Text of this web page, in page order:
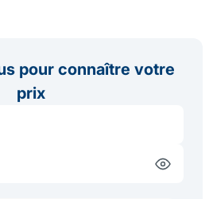
pour connaître votre
prix